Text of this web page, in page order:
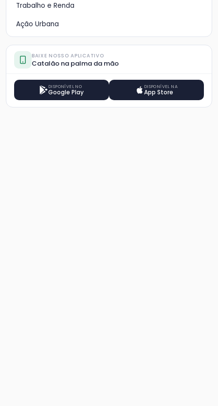
Trabalho e Renda
Ação Urbana
BAIXE NOSSO APLICATIVO
Catalão na palma da mão
DISPONÍVEL NO
Google Play
DISPONÍVEL NA
App Store